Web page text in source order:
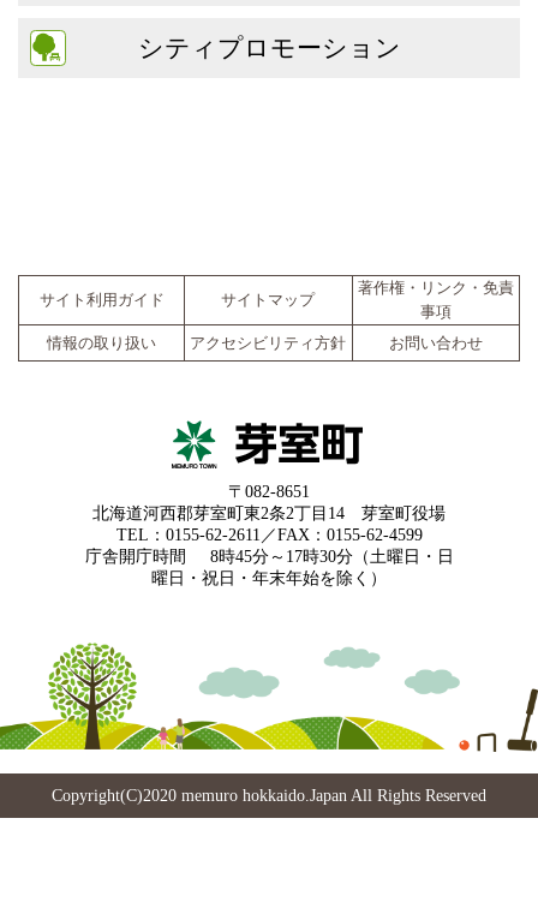
シティプロモーション
サイト利用ガイド サイトマップ
著作権・リンク・免責
事項
情報の取り扱い
アクセシビリティ方針 お問い合わせ
〒082-8651
北海道河西郡芽室町東2条2丁目14 芽室町役場
TEL：0155-62-2611／FAX：0155-62-4599
庁舎開庁時間
8時45分～17時30分（土曜日・日
曜日・祝日・年末年始を除く）
Copyright(C)2020 memuro hokkaido.Japan All Rights Reserved